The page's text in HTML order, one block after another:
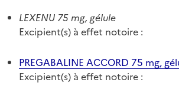
LEXENU 75 mg, gélule
Excipient(s) à effet notoire :
PREGABALINE ACCORD 75 mg,
Excipient(s) à effet notoire :